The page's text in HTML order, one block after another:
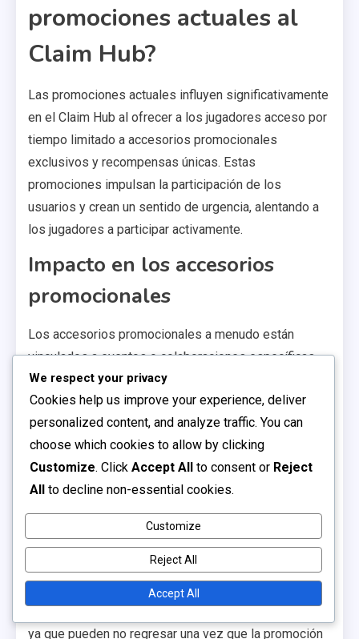
promociones actuales al
Claim Hub?
Las promociones actuales influyen significativamente
en el Claim Hub al ofrecer a los jugadores acceso por
tiempo limitado a accesorios promocionales
exclusivos y recompensas únicas. Estas
promociones impulsan la participación de los
usuarios y crean un sentido de urgencia, alentando a
los jugadores a participar activamente.
Impacto en los accesorios
promocionales
Los accesorios promocionales a menudo están
vinculados a eventos o colaboraciones específicas,
haciéndolos muy deseados. Cuando se lanza una
nueva promoción, los jugadores pueden reclamar
estos artículos limitados a través del Claim Hub,
mejorando sus avatares y la experiencia de juego. La
emoción en torno a estos accesorios puede llevar a
una mayor participación en el juego.
Por ejemplo, durante eventos especiales como
aniversarios o celebraciones navideñas, Roblox lanza
frecuentemente artículos únicos que solo se pueden
obtener por un corto período. Los jugadores deben
actuar rápidamente para asegurar estos accesorios,
ya que pueden no regresar una vez que la promoción
We respect your privacy
Cookies help us improve your experience, deliver
personalized content, and analyze traffic. You can
choose which cookies to allow by clicking
Customize. Click Accept All to consent or Reject
All to decline non-essential cookies.
Customize
Reject All
Accept All